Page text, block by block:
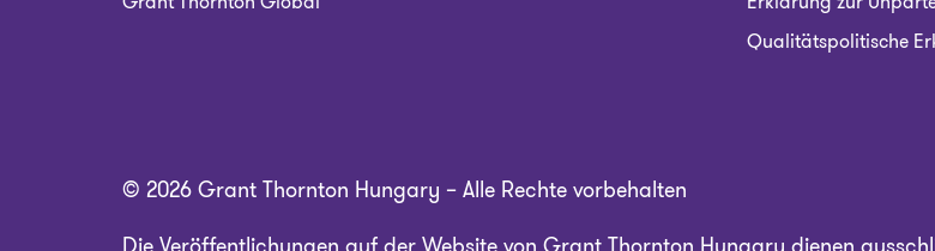
Qualitätspolitische
© 2026 Grant Thornton Hungary – Alle Rechte vorbehalten